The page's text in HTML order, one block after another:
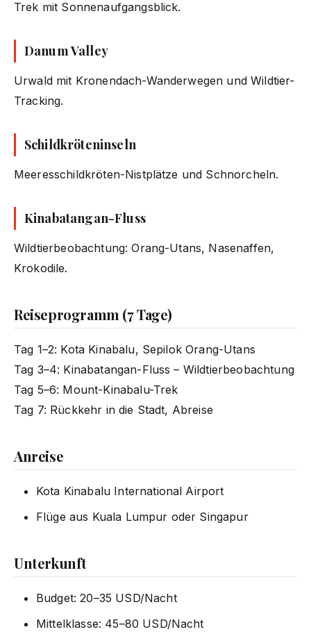
Trek mit Sonnenaufgangsblick.
Danum Valley
Urwald mit Kronendach-Wanderwegen und Wildtier-
Tracking.
Schildkröteninseln
Meeresschildkröten-Nistplätze und Schnorcheln.
Kinabatangan-Fluss
Wildtierbeobachtung: Orang-Utans, Nasenaffen,
Krokodile.
Reiseprogramm (7 Tage)
Tag 1–2: Kota Kinabalu, Sepilok Orang-Utans
Tag 3–4: Kinabatangan-Fluss – Wildtierbeobachtung
Tag 5–6: Mount-Kinabalu-Trek
Tag 7: Rückkehr in die Stadt, Abreise
Anreise
Kota Kinabalu International Airport
Flüge aus Kuala Lumpur oder Singapur
Unterkunft
Budget: 20–35 USD/Nacht
Mittelklasse: 45–80 USD/Nacht